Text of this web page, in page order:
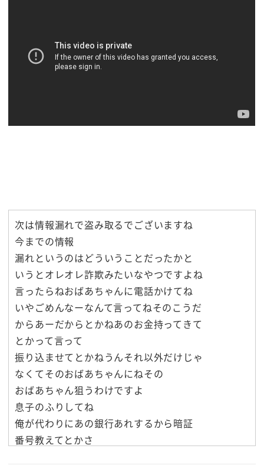
次は情報漏れで盗み取るでございますね
今までの情報
漏れというのはどういうことだったかと
いうとオレオレ詐欺みたいなやつですよね
言ったらねおばあちゃんに電話かけてね
いやごめんなーなんて言ってねそのこうだ
からあーだからとかねあのお金持ってきて
とかって言って
振り込ませてとかねうんそれ以外だけじゃ
なくてそのおばあちゃんにねその
おばあちゃん狙うわけですよ
息子のふりしてね
俺が代わりにあの銀行あれするから暗証
番号教えてとかさ